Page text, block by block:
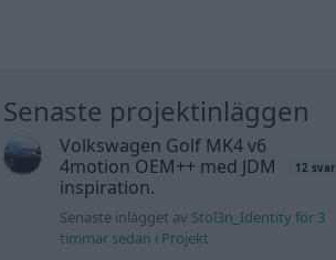
Senaste projektinläggen
Volkswagen Golf MK4 v6
4motion OEM++ med JDM
inspiration.
12 svar
Senaste inlägget av Stol3n_Identity för 3
timmar sedan i Projekt